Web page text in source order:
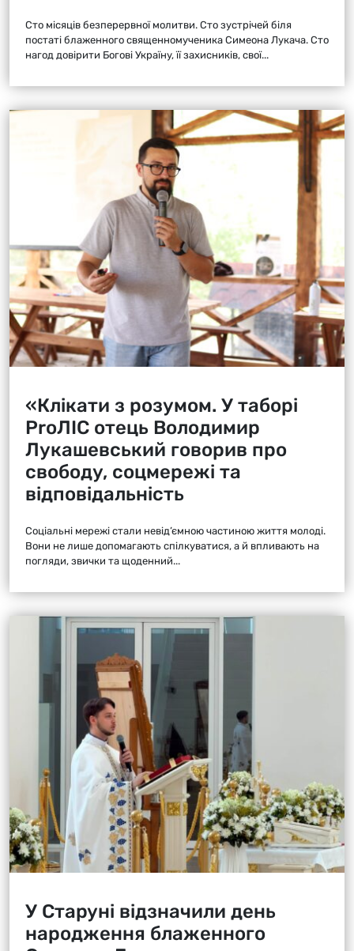
Сто місяців безперервної молитви. Сто зустрічей біля
постаті блаженного священномученика Симеона Лукача. Сто
нагод довірити Богові Україну, її захисників, свої...
«Клікати з розумом. У таборі
ProЛІС отець Володимир
Лукашевський говорив про
свободу, соцмережі та
відповідальність
Соціальні мережі стали невід’ємною частиною життя молоді.
Вони не лише допомагають спілкуватися, а й впливають на
погляди, звички та щоденний...
У Старуні відзначили день
народження блаженного